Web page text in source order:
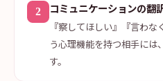
2 コミュニケーションの翻
『察してほしい』『言わ
う心理機能を持つ相手には
す。